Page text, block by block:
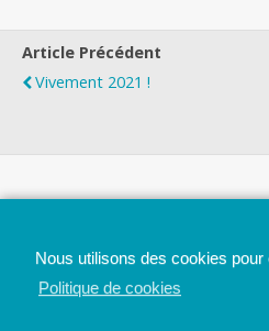
Article Précédent
Vivement 2021 !
Nous utilisons des cookies
Politique de cookies